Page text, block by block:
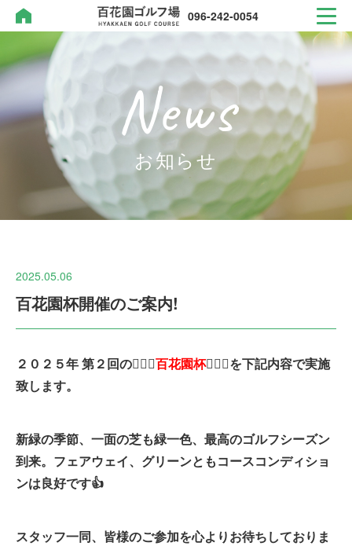
096-242-0054
TEL.096-242-0054
お知らせ
News
2025.05.06
百花園杯開催のご案内!
２０２５年 第２回の🏌🏼‍♂️百花園杯🏌🏼‍♀️を下記内容で実施
致します。
新緑の季節、一面の芝も緑一色、最高のゴルフシーズン
到来。フェアウェイ、グリーンともコースコンディショ
ンは良好です👍
スタッフ一同、皆様のご参加を心よりお待ちしておりま